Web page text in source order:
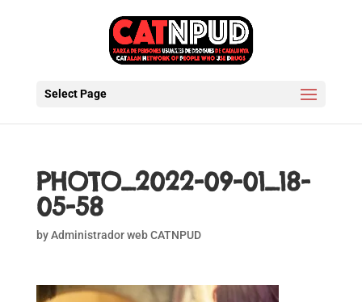
Select Page
PHOTO_2022-09-01_18-
05-58
byAdministrador web CATNPUD